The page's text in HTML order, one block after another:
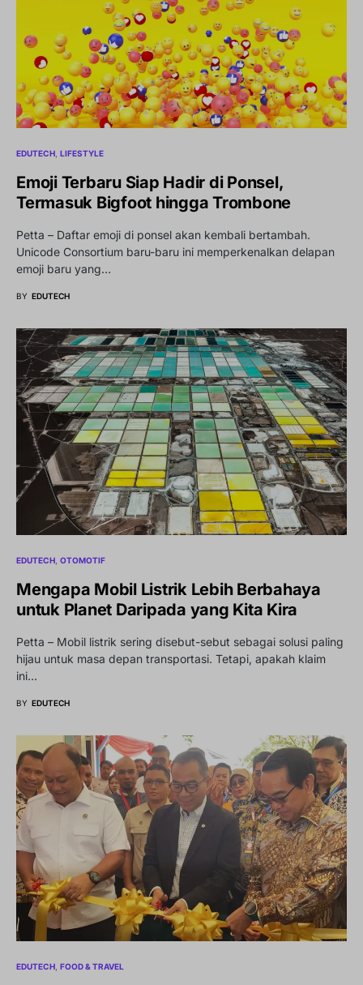
EDUTECH LIFESTYLE
Emoji Terbaru Siap Hadir di Ponsel,
Termasuk Bigfoot hingga Trombone
Petta – Daftar emoji di ponsel akan kembali bertambah.
Unicode Consortium baru-baru ini memperkenalkan delapan
emoji baru yang…
BY EDUTECH
EDUTECH OTOMOTIF
Mengapa Mobil Listrik Lebih Berbahaya
untuk Planet Daripada yang Kita Kira
Petta – Mobil listrik sering disebut-sebut sebagai solusi paling
hijau untuk masa depan transportasi. Tetapi, apakah klaim
ini…
BY EDUTECH
EDUTECH FOOD & TRAVEL